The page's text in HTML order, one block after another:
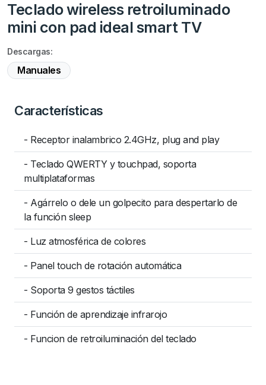
Teclado wireless retroiluminado
mini con pad ideal smart TV
Descargas:
Manuales
Características
- Receptor inalambrico 2.4GHz, plug and play
- Teclado QWERTY y touchpad, soporta
multiplataformas
- Agárrelo o dele un golpecito para despertarlo de
la función sleep
- Luz atmosférica de colores
- Panel touch de rotación automática
- Soporta 9 gestos táctiles
- Función de aprendizaje infrarojo
- Funcion de retroiluminación del teclado